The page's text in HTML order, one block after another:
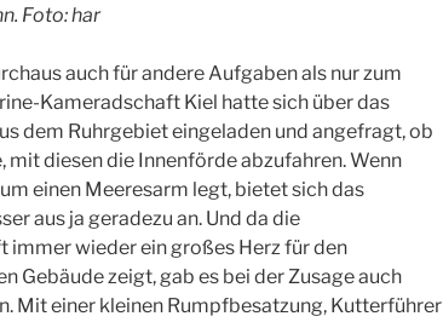
Foto: har
auch für andere Aufgaben als nur zum
Kameradschaft Kiel hatte sich über das
dem Ruhrgebiet eingeladen und angefragt, ob
mit diesen die Innenförde abzufahren. Wenn
einen Meeresarm legt, bietet sich das
aus ja geradezu an. Und da die
immer wieder ein großes Herz für den
Gebäude zeigt, gab es bei der Zusage auch
Mit einer kleinen Rumpfbesatzung, Kutterführer